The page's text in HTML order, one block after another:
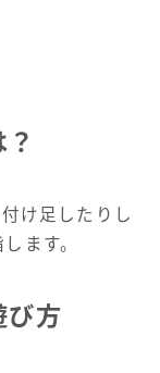
け足したりし
ます。
方